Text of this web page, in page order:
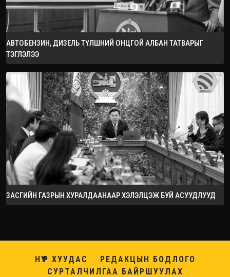
АВТОБЕНЗИН, ДИЗЕЛЬ ТҮЛШНИЙ ОНЦГОЙ АЛБАН ТАТВАРЫГ
ТЭГЛЭЛЭЭ
ЗАСГИЙН ГАЗРЫН ХУРАЛДААНААР ХЭЛЭЛЦЭЖ БУЙ АСУУДЛУУД
НҮҮР ХУУДАС
РЕДАКЦЫН БОДЛОГО
СУРТАЛЧИЛГАА БАЙРШУУЛАХ